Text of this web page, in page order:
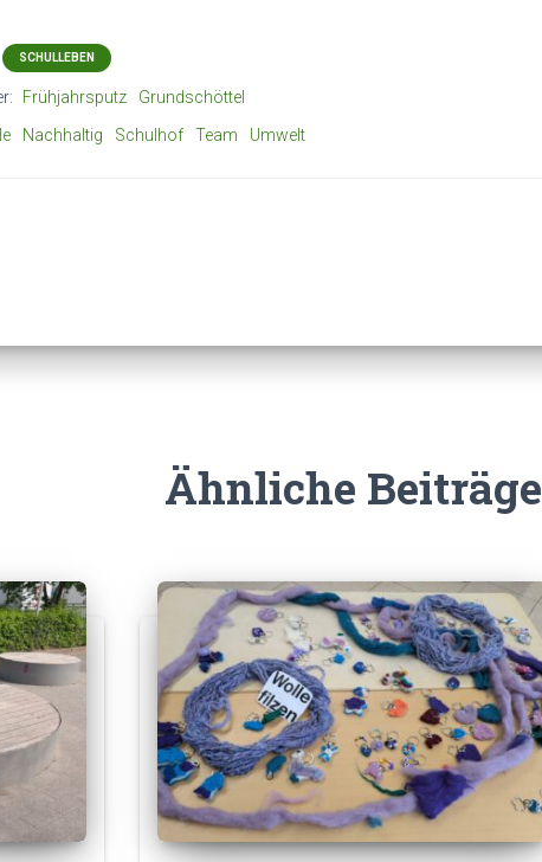
SCHULLEBEN
Frühjahrsputz
Grundschöttel
Nachhaltig Schulhof Team Umwelt
Ähnliche Beiträge